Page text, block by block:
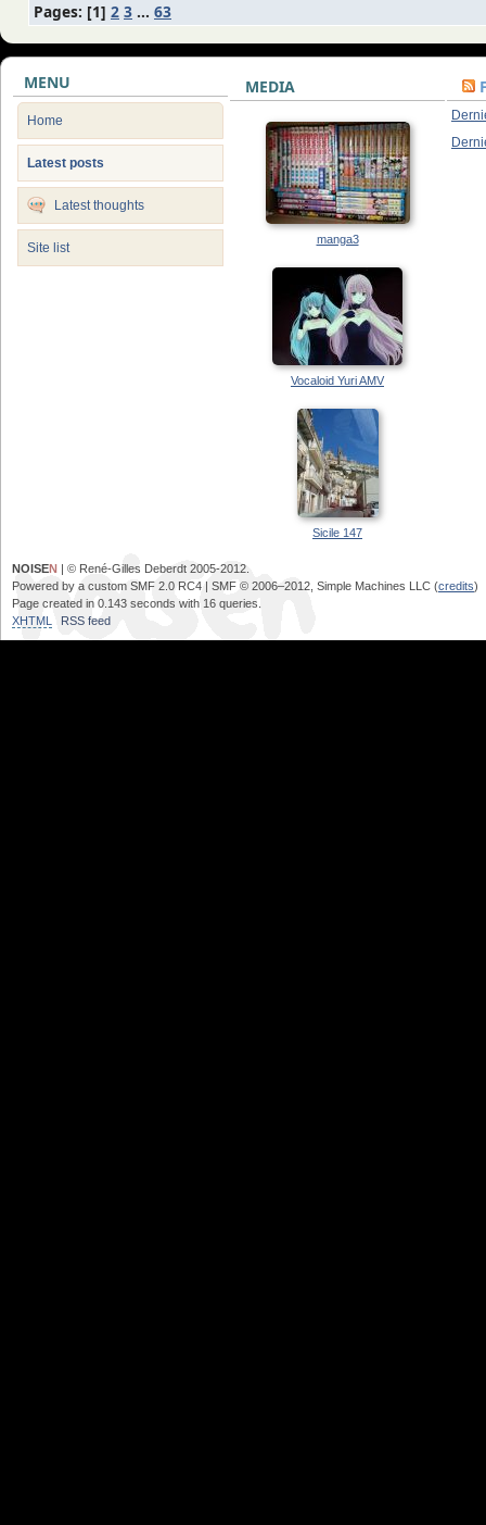
Pages: [1] 2 3 ... 63
MENU
Home
Latest posts
Latest thoughts
Site list
MEDIA
manga3
Vocaloid Yuri AMV
Sicile 147
NOISEN | © René-Gilles Deberdt 2005-2012.
Powered by a custom SMF 2.0 RC4 | SMF © 2006–2012, Simple Machines LLC (credits)
Page created in 0.143 seconds with 16 queries.
XHTML
RSS feed